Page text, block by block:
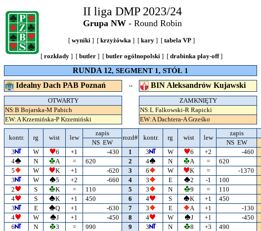
II liga DMP 2023/24
Grupa NW- Round Robin
[ wyniki ] [ krzyżówka ] [ kary ] [ tabela VP ]
[ rozkłady ] [ butler ] [ butler ogólnopolski ] [ drabinka play-off]
RUNDA 12, SEGMENT 1, STÓŁ 1
Idealny Dach PAB Poznań VS BIN Aleksandrów Kujawski
OTWARTY
ZAMKNIĘTY
NS:B Bojarska-M Pabich
NS:L Falkowski-R Rapicki
EW:A Krzemińska-P Krzemiński
EW:A Dachtera-A Grześko
kontr. rg wist lew
zapis
rozd# kontr. rg wist lew
zapis
NS EW
NS EW
3
W 6 +1 -430 1 3 W 6 +2 -460
4
N A = 620 2 4 N A = 620
5
W K +1 -620 3 6 W K = -1370
3
W 5 +2 -660 4 3 E 2 -1 100
2
S K = 110 5 3 N 9 = 110
4
S K +1 450 6 4 S K +1 450
3
E Q +1 -630 7 3 E A +1 -130
4
W J +1 -450 8 4 W J +1 -450
6
N 3 = 990 9 3 N 8 +3 490